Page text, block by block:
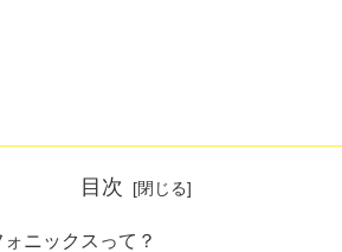
目次
ニックスって？